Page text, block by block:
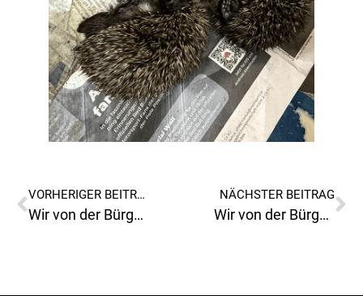
VORHERIGER BEITRAG
Wir von der Bürgerliste kümmern uns auch um hilfsbedürftige verwaiste Igelkinder!
NÄCHSTER BEITRAG
Wir von der Bürgerliste versuchen eine ehrliche Politik für die Bevölkerung von Leoben machen!